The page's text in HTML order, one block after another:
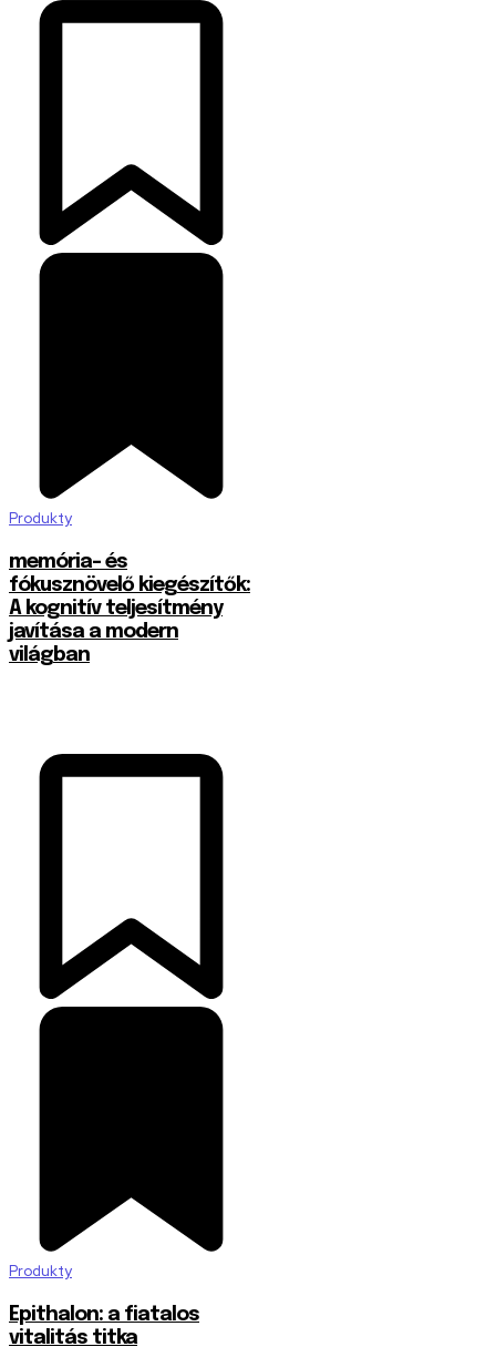
Produkty
memória- és
fókusznövelő kiegészítők:
A kognitív teljesítmény
javítása a modern
világban
Produkty
Epithalon: a fiatalos
vitalitás titka